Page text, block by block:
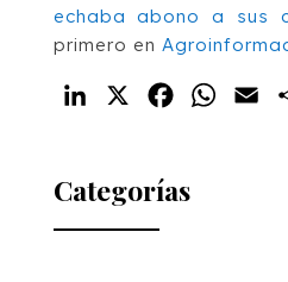
echaba abono a sus
primero en
LinkedIn Facebook
Categorías